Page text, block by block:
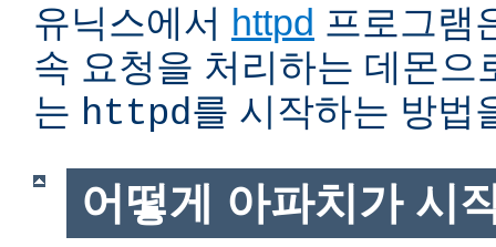
유닉스에서 httpd 프로그램
속 요청을 처리하는 데몬으
는 httpd를 시작하는 방법
어떻게 아파치가 시